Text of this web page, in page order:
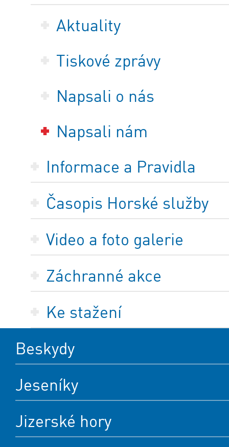
Aktuality
Tiskové zprávy
Napsali o nás
Napsali nám
Informace a Pravidla
Časopis Horské služby
Video a foto galerie
Záchranné akce
Ke stažení
Beskydy
Jeseníky
Jizerské hory